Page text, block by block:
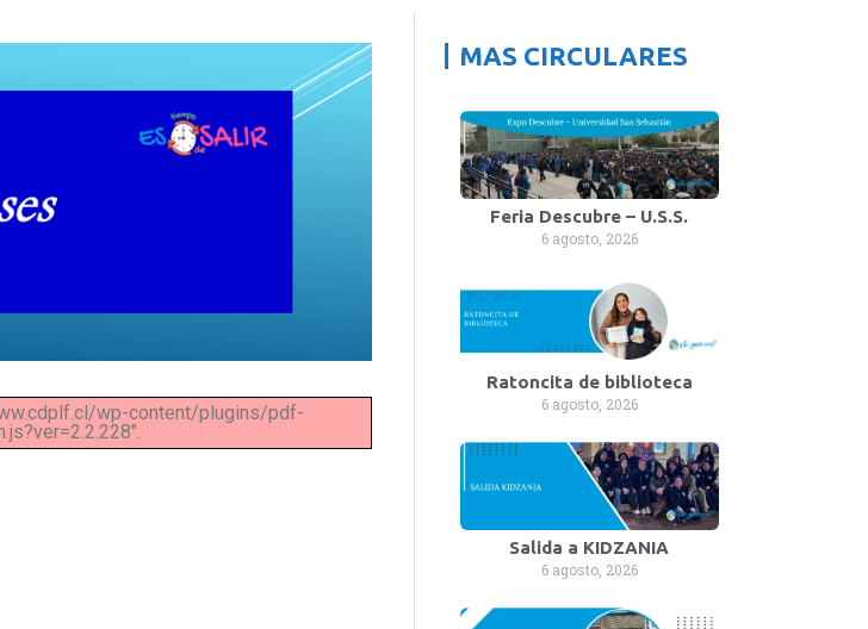
wp-content/plugins/pdf-
MAS CIRCULARES
Feria Descubre – U.S.S.
6 agosto, 2026
Ratoncita de biblioteca
6 agosto, 2026
Salida a KIDZANIA
6 agosto, 2026